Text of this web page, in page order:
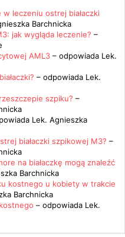
leczeniu ostrej białaczki
Barchnicka
jak wygląda leczenie? –
AML3 – odpowiada Lek.
– odpowiada Lek.
szpiku? –
Lek. Agnieszka
białaczki szpikowej M3? –
na białaczkę mogą znaleźć
Barchnicka
kostnego u kobiety w trakcie
Barchnicka
– odpowiada Lek.